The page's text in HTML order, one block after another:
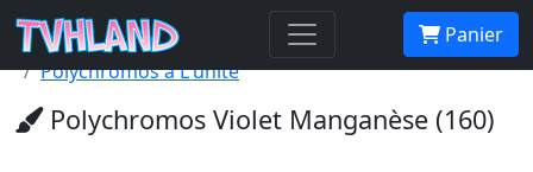
Panier
Accueil Tvhland
Matériel De Dessin
Crayon De Couleur Beaux Arts
Polychromos à L'unité
Polychromos Violet Manganèse (160)